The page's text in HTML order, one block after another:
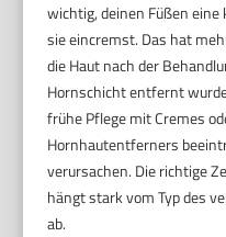
wichtig, deinen Füßen eine
sie eincremst. Das hat
die Haut nach der
Hornschicht entfernt
frühe Pflege mit Cremes
Hornhautentferners
verursachen. Die richtige
hängt stark vom Typ des
ab.